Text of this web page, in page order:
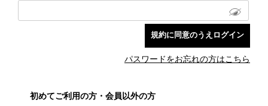
パスワードをお忘れの方はこちら
初めてご利用の方・会員以外の方